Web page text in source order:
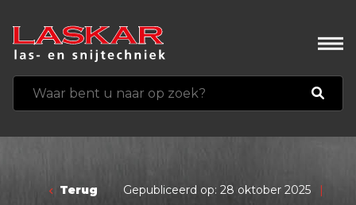
Terug Gepubliceerd op: 28 oktober 2025